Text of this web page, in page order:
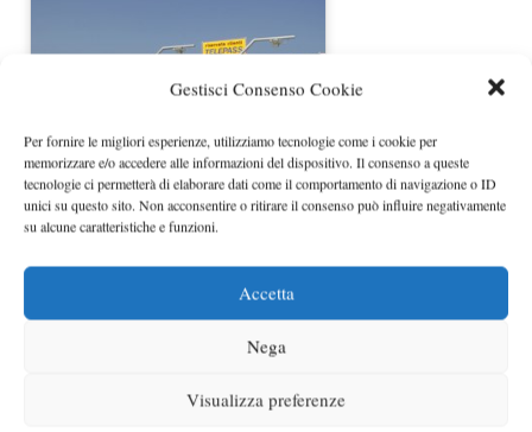
Gestisci Consenso Cookie
Per fornire le migliori esperienze, utilizziamo tecnologie come i cookie per
memorizzare e/o accedere alle informazioni del dispositivo. Il consenso a queste
tecnologie ci permetterà di elaborare dati come il comportamento di navigazione o ID
unici su questo sito. Non acconsentire o ritirare il consenso può influire negativamente
su alcune caratteristiche e funzioni.
Accetta
Nega
Visualizza preferenze
Pedaggi autostradali più cari del 7%